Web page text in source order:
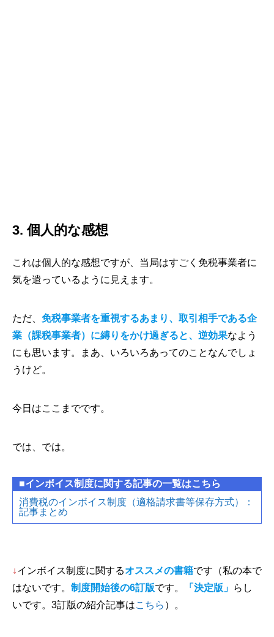
3. 個人的な感想
これは個人的な感想ですが、当局はすごく免税事業者に
気を遣っているように見えます。
ただ、 免税事業者を重視するあまり、取引相手である企
業（課税事業者）に縛りをかけ過ぎると、逆効果なよう
にも思います。まあ、いろいろあってのことなんでしょ
うけど。
今日はここまでです。
では、では。
■インボイス制度に関する記事の一覧はこちら
消費税のインボイス制度（適格請求書等保存方式）：
記事まとめ
↓インボイス制度に関するオススメの書籍です（私の本で
はないです。 制度開始後の6訂版です。 「決定版」 らし
いです。3訂版の紹介記事はこちら ）。